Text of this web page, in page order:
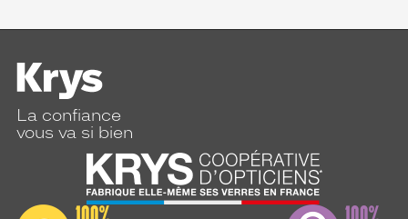
La confiance
vous va si bien